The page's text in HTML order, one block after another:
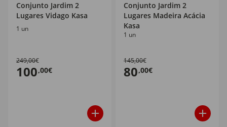
Conjunto Jardim 2
Lugares Vidago Kasa
1 un
249,00€
100,00€
Conjunto Jardim 2
Lugares Madeira Acácia
Kasa
1 un
145,00€
80,00€